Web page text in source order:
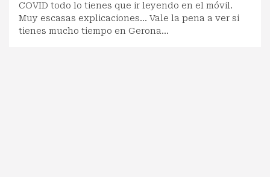
COVID todo lo tienes que ir leyendo en el móvil.
Muy escasas explicaciones… Vale la pena a ver si
tienes mucho tiempo en Gerona…